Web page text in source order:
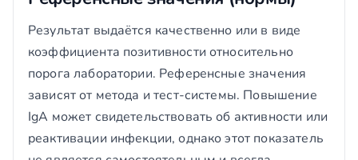
Результат выдаётся качественно или в виде
коэффициента позитивности относительно
порога лаборатории. Референсные значения
зависят от метода и тест-системы. Повышение
IgA может свидетельствовать об активности или
реактивации инфекции, однако этот показатель